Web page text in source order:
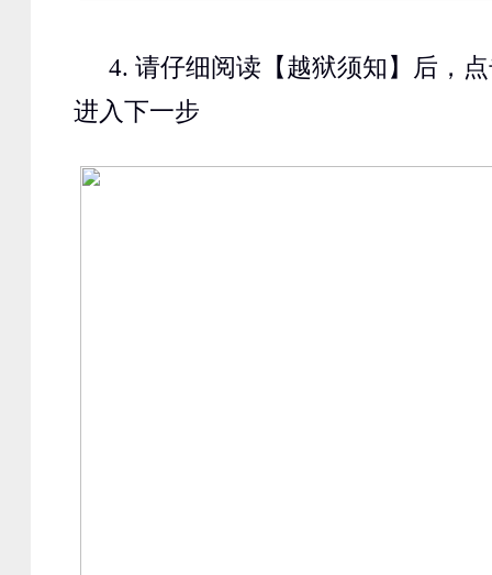
4. 请仔细阅读【越狱须知】后，
进入下一步